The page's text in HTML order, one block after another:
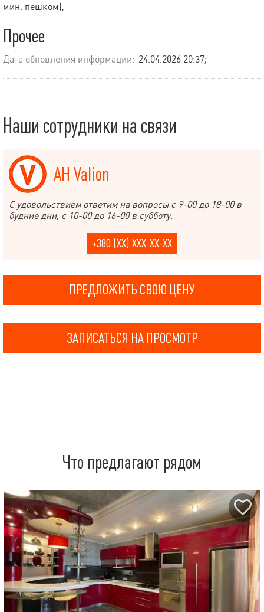
мин. пешком);
Прочее
Дата обновления информации: 24.04.2026 20:37;
Наши сотрудники на связи
АН Valion
С удовольствием ответим на вопросы с 9-00 до 18-00 в
будние дни, с 10-00 до 16-00 в субботу.
+380 (XX) XXX-XX-XX
ПРЕДЛОЖИТЬ СВОЮ ЦЕНУ
ЗАПИСАТЬСЯ НА ПРОСМОТР
Что предлагают рядом